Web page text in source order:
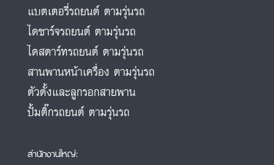
แบตเตอรี่รถยนต์ ตามรุ่นรถ
ไดชาร์จรถยนต์ ตามรุ่นรถ
ไดสตาร์ทรถยนต์ ตามรุ่นรถ
สานพานหน้าเครื่อง ตามรุ่นรถ
ตัวตั้งและลูกรอกสายพาน
ปั้มติ๊กรถยนต์ ตามรุ่นรถ
สำนักงานใหญ่: